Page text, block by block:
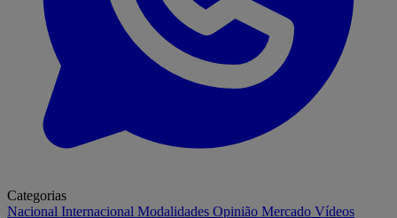
Categorias
Nacional Internacional Modalidades Opinião Mercado Vídeos